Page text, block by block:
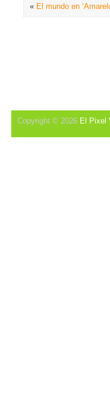
« El mundo en
Copyright © 2026 El Pixel